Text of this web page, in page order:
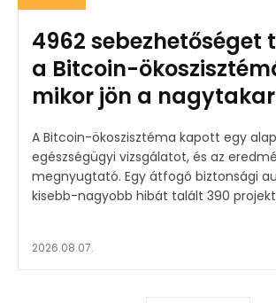
4962
a Bitcoin-
mikor jön a
A Bitcoin-ökoszisztéma kapott egy
egészségügyi vizsgálatot, és az
megnyugtató. Egy átfogó biztonsági
2026.08.07.